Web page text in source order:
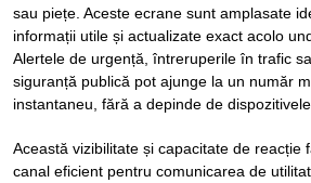
sau piețe. Aceste ecrane sunt amplasate
informații utile și actualizate exact acolo
Alertele de urgență, întreruperile în trafic
siguranță publică pot ajunge la un număr
instantaneu, fără a depinde de
Această vizibilitate și capacitate de reacție
canal eficient pentru comunicarea de